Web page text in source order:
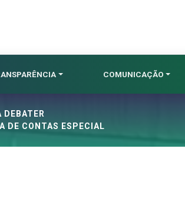
COMUNICAÇÃO
DEBATER
DE CONTAS ESPECIAL